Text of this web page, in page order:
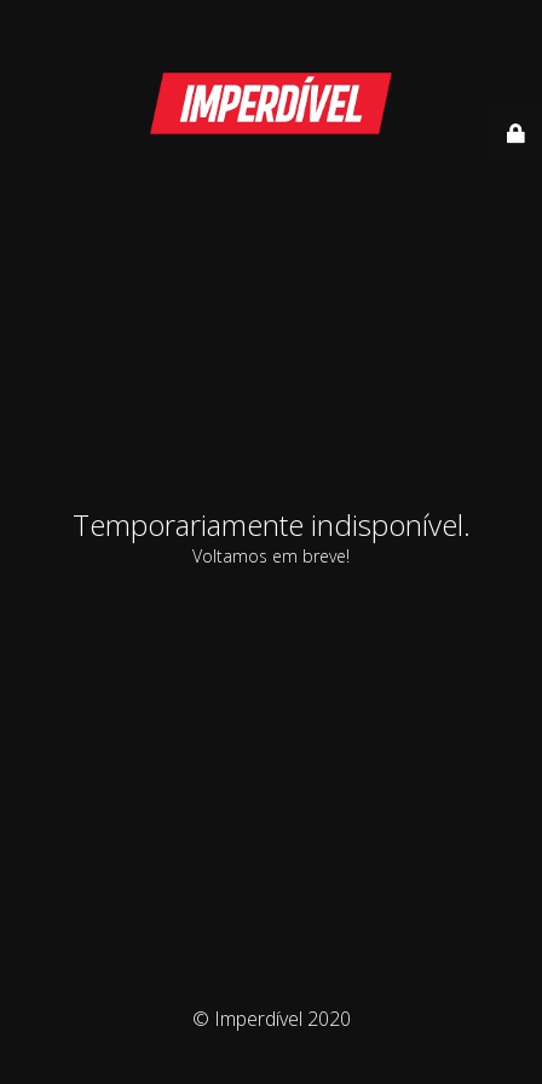
Temporariamente indisponível.
Voltamos em breve!
© Imperdível 2020